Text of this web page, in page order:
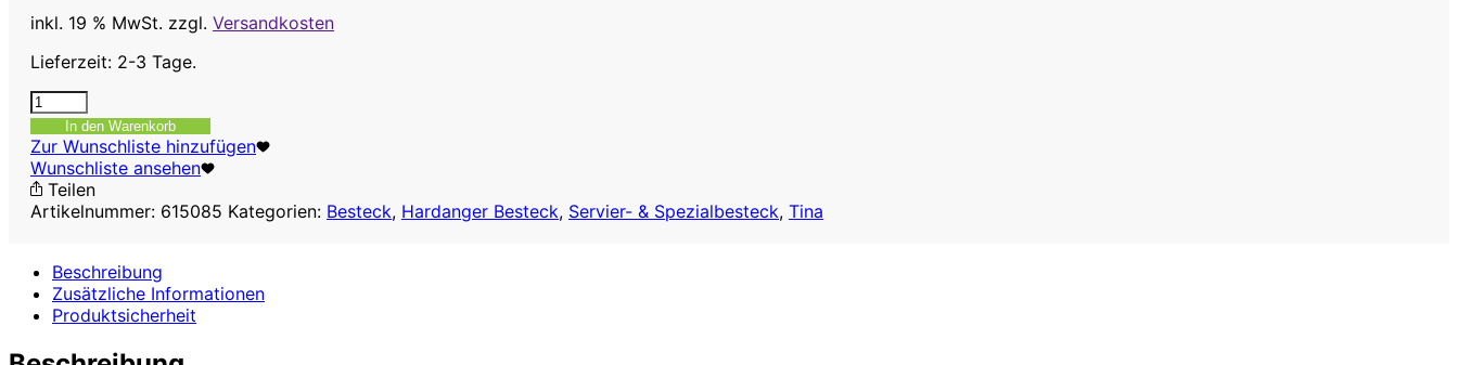
inkl. 19 % MwSt. zzgl. Versandkosten
Lieferzeit: 2-3 Tage.
Kuchenbesteck-
Set
Tina
,
7
teilig
In den Warenkorb
Zur Wunschliste hinzufügen
Wunschliste ansehen
Teilen
Artikelnummer: 615085 Kategorien: Besteck, Hardanger Besteck, Servier- & Spezialbesteck, Tina
Beschreibung
Zusätzliche Informationen
Produktsicherheit